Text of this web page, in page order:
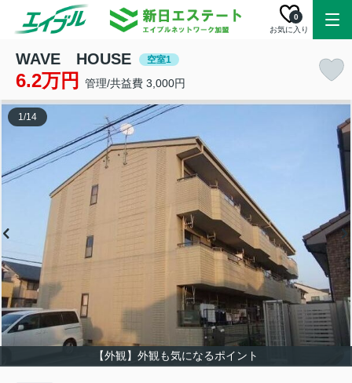
お気に入り
0
WAVE HOUSE 空室1
6.2万円 管理/共益費 3,000円
【外観】外観も気になるポイント
1/14